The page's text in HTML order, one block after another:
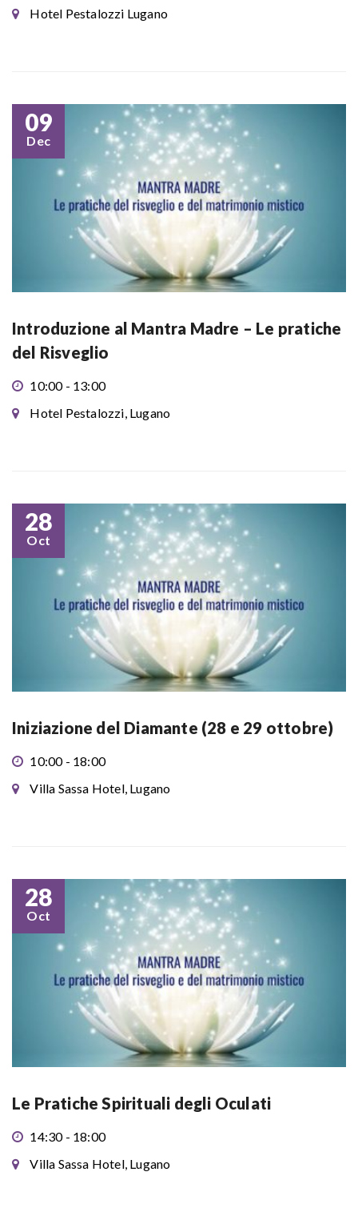
Hotel Pestalozzi Lugano
09
Dec
Introduzione al Mantra Madre – Le pratiche
del Risveglio
10:00 - 13:00
Hotel Pestalozzi, Lugano
28
Oct
Iniziazione del Diamante (28 e 29 ottobre)
10:00 - 18:00
Villa Sassa Hotel, Lugano
28
Oct
Le Pratiche Spirituali degli Oculati
14:30 - 18:00
Villa Sassa Hotel, Lugano